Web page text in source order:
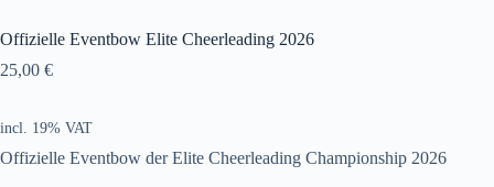
Offizielle Eventbow Elite Cheerleading 2026
25,00 €
incl. 19% VAT
Offizielle Eventbow der Elite Cheerleading Championship 2026